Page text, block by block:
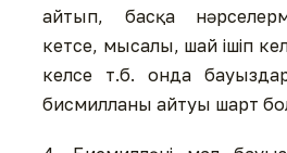
айтып, басқа
кетсе, мысалы, шай ішіп
келсе т.б. онда
бисмилланы айтуы шарт